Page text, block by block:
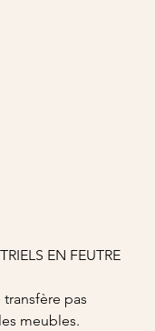
EN FEUTRE
pas
meubles.